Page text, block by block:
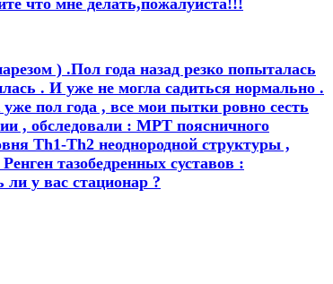
) .Пол года назад резко попыталась
. И уже не могла садиться нормально .
пол года , все мои пытки ровно сесть
, обследовали : МРТ поясничного
Th1-Th2 неоднородной структуры ,
тазобедренных суставов :
у вас стационар ?